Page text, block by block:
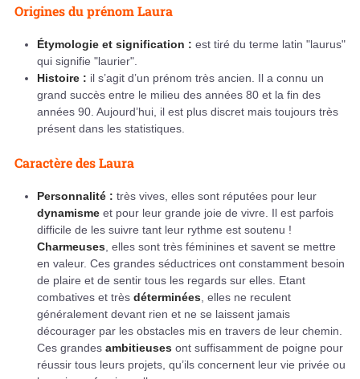
Origines du prénom Laura
Étymologie et signification : est tiré du terme latin "laurus"
qui signifie "laurier".
Histoire : il s’agit d’un prénom très ancien. Il a connu un
grand succès entre le milieu des années 80 et la fin des
années 90. Aujourd’hui, il est plus discret mais toujours très
présent dans les statistiques.
Caractère des Laura
Personnalité : très vives, elles sont réputées pour leur
dynamisme et pour leur grande joie de vivre. Il est parfois
difficile de les suivre tant leur rythme est soutenu !
Charmeuses , elles sont très féminines et savent se mettre
en valeur. Ces grandes séductrices ont constamment besoin
de plaire et de sentir tous les regards sur elles. Etant
combatives et très déterminées , elles ne reculent
généralement devant rien et ne se laissent jamais
décourager par les obstacles mis en travers de leur chemin.
Ces grandes ambitieuses ont suffisamment de poigne pour
réussir tous leurs projets, qu’ils concernent leur vie privée ou